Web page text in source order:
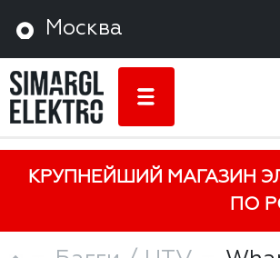
Москва
КРУПНЕЙШИЙ МАГАЗИН
ПО